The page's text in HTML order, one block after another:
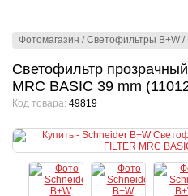
Фотомагазин /Светофильтры B+W /
Светофильтр
MRC BASIC 39 mm
Код товара: 49819